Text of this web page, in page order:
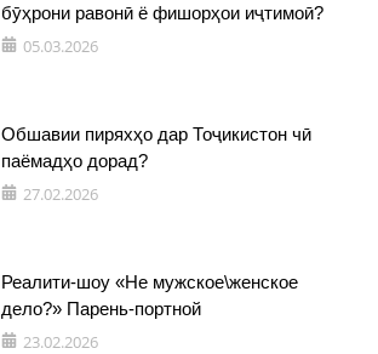
бӯҳрони равонӣ ё фишорҳои иҷтимоӣ?
05.03.2026
Обшавии пиряхҳо дар Тоҷикистон чӣ
паёмадҳо дорад?
27.02.2026
Реалити-шоу «Не мужское\женское
дело?» Парень-портной
23.02.2026